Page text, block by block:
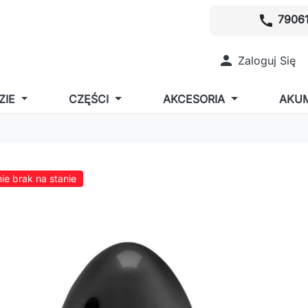
call
 Zaloguj Się
CZĘŚCI AKCESORIA
brak na stanie